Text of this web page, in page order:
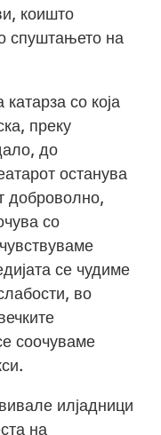
коишто
спуштањето на
со која
преку
до
останува
доброволно,
со
се чудиме
во
соочуваме
илјадници
на